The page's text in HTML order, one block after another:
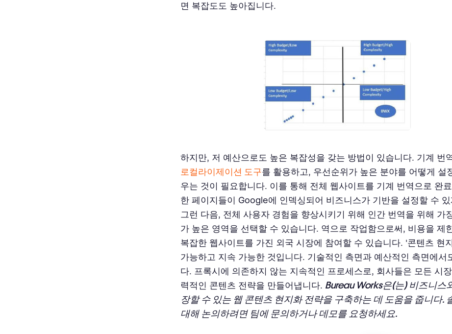
면 복잡도도 높아집니다.
하지만, 저 예산으로도 높은 복잡성을 갖는 방법이 있습니다. 기계 번
로컬라이제이션 도구를 활용하고, 우선순위가 높은 분야를 어떻게 설
우는 것이 필요합니다. 이를 통해 전체 웹사이트를 기계 번역으로 완
한 페이지들이 Google에 인덱싱되어 비즈니스가 기반을 설정할 수
그런 다음, 전체 사용자 경험을 향상시키기 위해 인간 번역을 위해 가
가 높은 영역을 선택할 수 있습니다. 역으로 작업함으로써, 비용을 제
복잡한 웹사이트를 가진 외국 시장에 참여할 수 있습니다. '콘텐츠 현
가능하고 지속 가능한 것입니다. 기술적인 측면과 예산적인 측면에서
다. 프록시에 의존하지 않는 지속적인 프로세스로, 회사들은 모든 시
력적인 콘텐츠 전략을 만들어냅니다. Bureau Works은(는) 비즈니스
장할 수 있는 웹 콘텐츠 현지화 전략을 구축하는 데 도움을 줍니다.
대해 논의하려면 팀에 문의하거나데모를 요청하세요.